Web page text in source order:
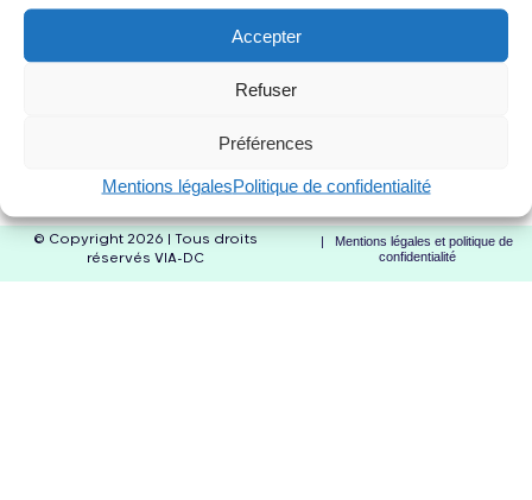
Accepter
Refuser
Préférences
Mentions légalesPolitique de confidentialité
due diligence (Greenfield/Brownfield) développeurs
due diligence (Greenfield/Brownfield) opérateurs
études de marché développeurs
© Copyright 2026 | Tous droits
réservés VIA-DC
| Mentions légales et politique de
confidentialité